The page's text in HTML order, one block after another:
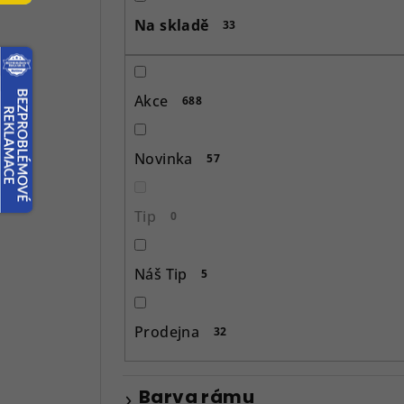
Na skladě 33
Akce 688
Novinka 57
Tip 0
Náš Tip 5
Prodejna 32
Barva rámu